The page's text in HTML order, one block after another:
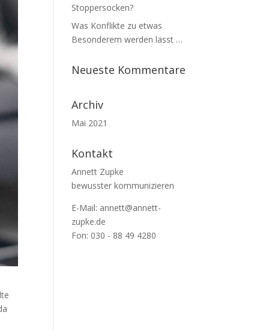
Stoppersocken?
Was Konflikte zu etwas
Besonderem werden lässt …
Neueste Kommentare
Archiv
Mai 2021
Kontakt
Annett Zupke
bewusster kommunizieren
E-Mail: annett@annett-
zupke.de
Fon: 030 - 88 49 4280